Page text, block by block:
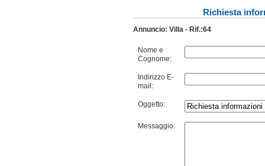
Richiesta
Annuncio: Villa - Rif.:64
Nome e
Cognome:
Indirizzo E-
mail:
Oggetto:
Messaggio: